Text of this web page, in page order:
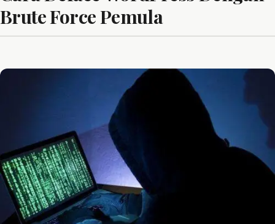
Brute Force Pemula